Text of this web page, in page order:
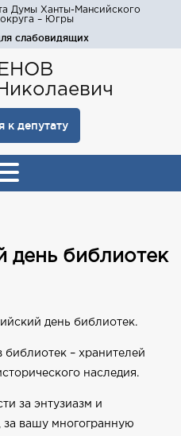
Думы Ханты-Мансийского
– Югры
слабовидящих
к депутату
день библиотек
день библиотек.
библиотек – хранителей
наследия.
за энтузиазм и
вашу многогранную